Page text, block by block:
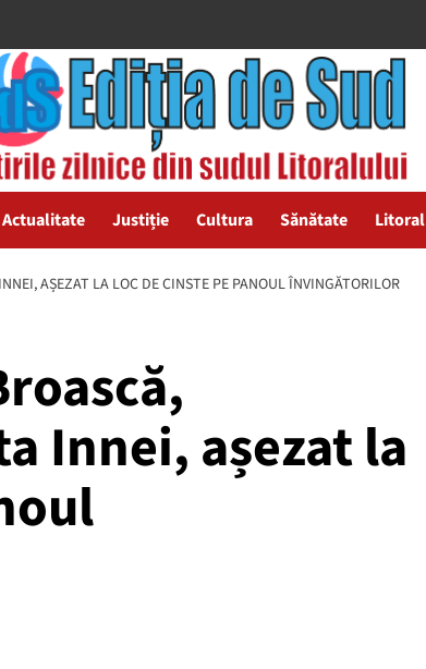
Actualitate Justiție Cultura Sănătate Litoral
AȘEZAT LA LOC DE CINSTE PE PANOUL ÎNVINGĂTORILOR
Innei, așezat la